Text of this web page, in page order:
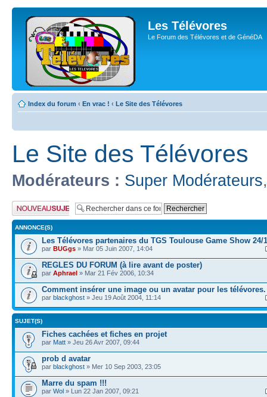
Les Télévores
Le Forum des Télévores et de GénéDA
Index du forum ‹ En vrac ! ‹ Le Site des Télévores
Le Site des Télévores
Modérateurs : Super Modérateurs
Publier un nouveau
sujet
ANNONCE(S)
Les Télévores partenaires du TGS Toulouse Game Show 24/
par BUGgs » Mar 05 Juin 2007, 14:04
REGLES DU FORUM (à lire avant de poster)
par Aphrael » Mar 21 Fév 2006, 10:34
Comment insérer une image ou un avatar pour les télévores.
par blackghost » Jeu 19 Août 2004, 11:14
SUJET(S)
Fiches cachées et fiches en projet
par Matt » Jeu 26 Avr 2007, 09:44
prob d avatar
par blackghost » Mer 10 Sep 2003, 23:05
Marre du spam !!!
par Wol » Lun 22 Jan 2007, 09:21